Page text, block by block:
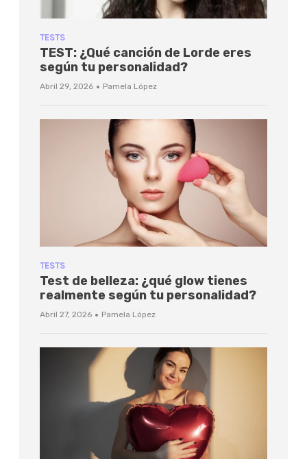
TESTS
TEST: ¿Qué canción de Lorde eres
según tu personalidad?
Abril 29, 2026 · Pamela López
TESTS
Test de belleza: ¿qué glow tienes
realmente según tu personalidad?
Abril 27, 2026 · Pamela López